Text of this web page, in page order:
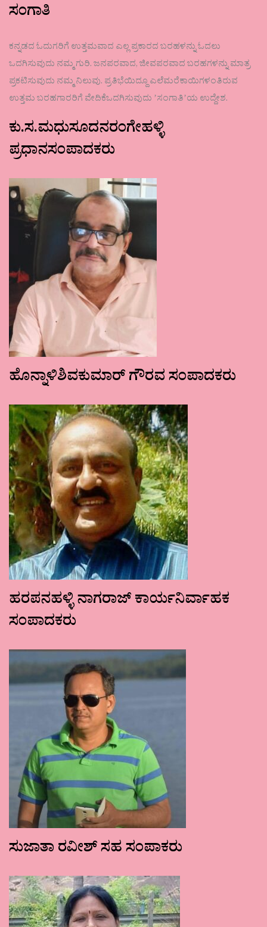
ಸಂಗಾತಿ
ಕನ್ನಡದ ಓದುಗರಿಗೆ ಉತ್ತಮವಾದ ಎಲ್ಲ ಪ್ರಕಾರದ ಬರಹಳನ್ನು ಓದಲು
ಒದಗಿಸುವುದು ನಮ್ಮ ಗುರಿ. ಜನಪರವಾದ, ಜೀವಪರವಾದ ಬರಹಗಳನ್ನು ಮಾತ್ರ
ಪ್ರಕಟಿಸುವುದು ನಮ್ಮ ನಿಲುವು. ಪ್ರತಿಭೆಯಿದ್ದೂ ಎಲೆಮರೆಕಾಯಿಗಳಂತಿರುವ
ಉತ್ತಮ ಬರಹಗಾರರಿಗೆ ವೇದಿಕೆಒದಗಿಸುವುದು ʼಸಂಗಾತಿʼಯ ಉದ್ದೇಶ.
ಕು.ಸ.ಮಧುಸೂದನರಂಗೇಹಳ್ಳಿ
ಪ್ರಧಾನಸಂಪಾದಕರು
ಹೊನ್ನಾಳಿಶಿವಕುಮಾರ್ ಗೌರವ ಸಂಪಾದಕರು
ಹರಪನಹಳ್ಳಿ ನಾಗರಾಜ್ ಕಾರ್ಯನಿರ್ವಾಹಕ
ಸಂಪಾದಕರು
ಸುಜಾತಾ ರವೀಶ್ ಸಹ ಸಂಪಾಕರು